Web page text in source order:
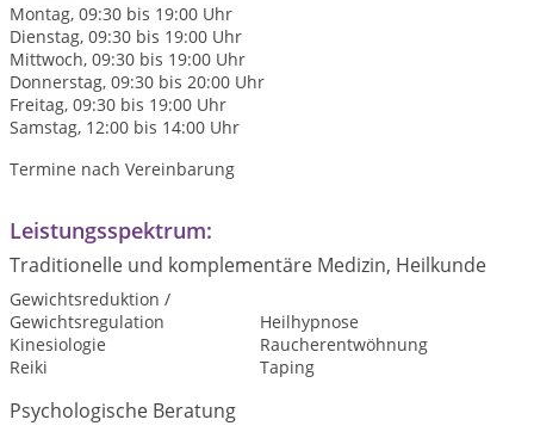
Montag, 09:30 bis 19:00 Uhr
Dienstag, 09:30 bis 19:00 Uhr
Mittwoch, 09:30 bis 19:00 Uhr
Donnerstag, 09:30 bis 20:00 Uhr
Freitag, 09:30 bis 19:00 Uhr
Samstag, 12:00 bis 14:00 Uhr
Termine nach Vereinbarung
Leistungsspektrum:
Traditionelle und komplementäre Medizin, Heilkunde
Gewichtsreduktion /
Gewichtsregulation
Heilhypnose
Kinesiologie
Raucherentwöhnung
Reiki
Taping
Psychologische Beratung